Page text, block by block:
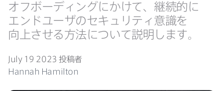
オフボーディングに​かけて、​継続的に​
エンドユーザの​セキュリティ意識を​
向上させる​方​法に​ついて​説明します。
July 19 2023投稿者
Hannah Hamilton